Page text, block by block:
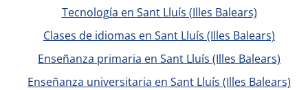
Tecnología en Sant Lluís (Illes Balears)
Clases de idiomas en Sant Lluís (Illes Balears)
Enseñanza primaria en Sant Lluís (Illes Balears)
Enseñanza universitaria en Sant Lluís (Illes Balears)